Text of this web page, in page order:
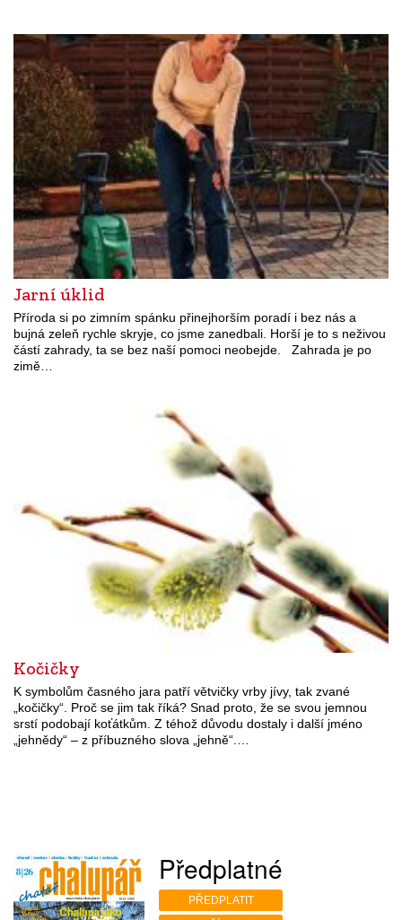
Jarní úklid
Příroda si po zimním spánku přinejhorším poradí i bez nás a
bujná zeleň rychle skryje, co jsme zanedbali. Horší je to s neživou
částí zahrady, ta se bez naší pomoci neobejde. Zahrada je po
zimě…
Kočičky
K symbolům časného jara patří větvičky vrby jívy, tak zvané
„kočičky“. Proč se jim tak říká? Snad proto, že se svou jemnou
srstí podobají koťátkům. Z téhož důvodu dostaly i další jméno
„jehnědy“ – z příbuzného slova „jehně“.…
Předplatné
PŘEDPLATIT